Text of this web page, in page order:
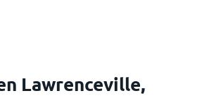
Lawrenceville,